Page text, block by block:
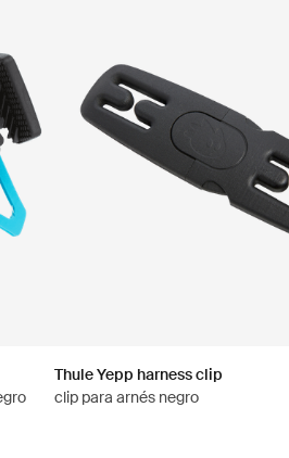
Thule Yepp harness clip
clip para arnés negro